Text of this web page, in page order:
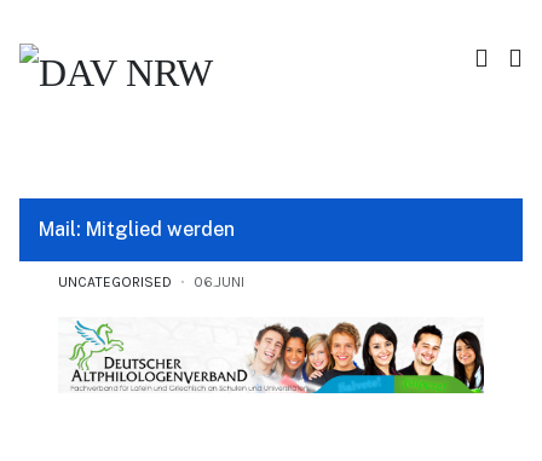
Mail: Mitglied werden
UNCATEGORISED 06.JUNI